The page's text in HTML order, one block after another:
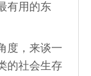
有用的东
，来谈一
的社会生存